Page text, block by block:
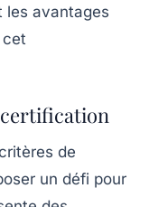
les avantages
de
un défi pour